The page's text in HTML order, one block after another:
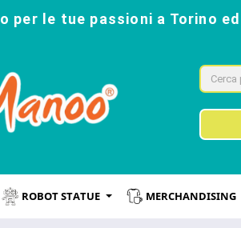
per le tue passioni a Torino
ROBOT STATUE MERCHANDISING